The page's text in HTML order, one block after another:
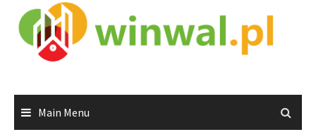
content
Main Menu